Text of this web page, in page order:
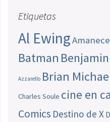
Etiquetas
Al Ewing
Batman
Azzarello Brian
Charles Soule cine en
Comics Destino de X